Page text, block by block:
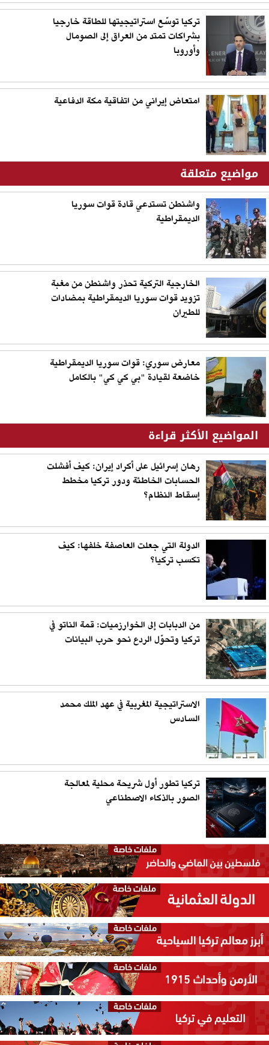
تركيا توسّع استراتيجيتها للطاقة خارجيا
بشراكات تمتد من العراق إلى الصومال
وأوروبا
امتعاض إيراني من اتفاقية مكة الدفاعية
مواضيع متعلقة
واشنطن تستدعي قادة قوات سوريا
الديمقراطية
الخارجية التركية تحذر واشنطن من مغبة
تزويد قوات سوريا الديمقراطية بمضادات
للطيران
معارض سوري: قوات سوريا الديمقراطية
خاضعة لقيادة "بي كي كي" بالكامل
المواضيع الأكثر قراءة
رهان إسرائيل على أكراد إيران: كيف أفشلت
الحسابات الخاطئة ودور تركيا مخطط
إسقاط النظام؟
الدولة التي جعلت العاصفة خلفها: كيف
تكسب تركيا؟
من الدبابات إلى الخوارزميات: قمة الناتو في
تركيا وتحوّل الردع نحو حرب البيانات
الاستراتيجية المغربية في عهد الملك محمد
السادس
تركيا تطور أول شريحة محلية لمعالجة
الصور بالذكاء الاصطناعي